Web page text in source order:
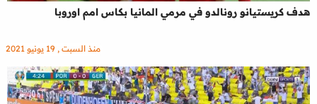
هدف كريستيانو رونالدو في مرمي المانيا بكاس امم اوروبا
منذ السبت , 19 يونيو 2021